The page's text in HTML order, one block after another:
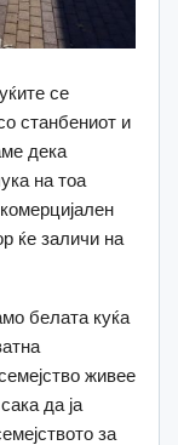
се
станбениот и
дека
на тоа
ќе заличи на
белата куќа
живее
да ја
за